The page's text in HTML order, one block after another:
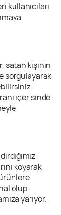
kullanıcıları
satan kişinin
sorgulayarak
içerisinde
koyarak
olup
yarıyor.